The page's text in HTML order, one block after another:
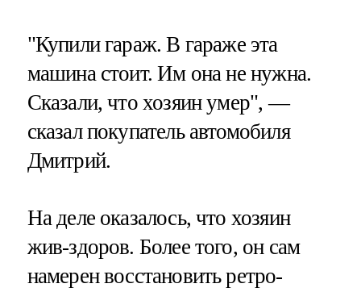
"Купили гараж. В гараже эта
машина стоит. Им она не нужна.
Сказали, что хозяин умер", —
сказал покупатель автомобиля
Дмитрий.
На деле оказалось, что хозяин
жив-здоров. Более того, он сам
намерен восстановить ретро-